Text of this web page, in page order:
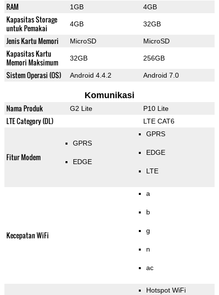
RAM 1GB 4GB
Kapasitas Storage
untuk Pemakai
4GB 32GB
Jenis Kartu Memori MicroSD MicroSD
Kapasitas Kartu
Memori Maksimum
32GB 256GB
Sistem Operasi (OS) Android 4.4.2 Android 7.0
Komunikasi
Nama Produk G2 Lite P10 Lite
LTE Category (DL) LTE CAT6
Fitur Modem
GPRS
EDGE
GPRS
EDGE
LTE
Kecepatan WiFi
a
b
g
n
ac
Hotspot WiFi